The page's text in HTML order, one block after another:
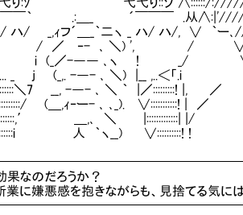
￣｀ .:＿_ ´￣￣￣ .从∧:|'/////// つ
ハ/ _,ｨフ´＿_｀二ヽ _ ハ/ ハ/, ∨ ｀ー
‐- ､ ＼) ', / ∨/// 性癖
i (_／-―― ､ヽ ! _/
-―- ､ ＼) |__ ,..＜「.i ∨/ 見殺
7 __, -―- ､ ＼ ｀ |／:::::::::! |, ／ ∨
(＿,ｨ‐ー- ､ ､_). ∨:::::::::::! | ／
＿,､ ＼ |:::::::::::::| |/
人 ｀ヽ__) ∨::::::::::! !
ステ
なのだろうか？
に嫌悪感を抱きながらも、見捨てる気には